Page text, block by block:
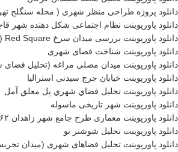
دانلود پروژه طراحی منظر شهری ( محله سنگلج
دانلود پاورپوینت نظام اجتماعی شکل دهنده شهر
دانلود پاورپوینت بررسی میدان سرخ Red Square (تحلیل فضا شهری)
دانلود پاورپوینت شناخت فضای شهری
دانلود پاورپوینت میدان مصلی مراغه (تحلیل
دانلود پاورپوینت خیابان جرج سیدنی استرالیا
دانلود پاورپوینت تحليل فضاي شهري پل معلق آمل
دانلود پاورپوینت شهر تاریخی ماسوله
دانلود پاورپوینت معماری طرح جامع شهر زاهدان ۶۲ اسلاید
دانلود پاورپوینت تحلیل شوشتر نو
دانلود پاورپوینت تحلیل فضاهای شهری (میدان